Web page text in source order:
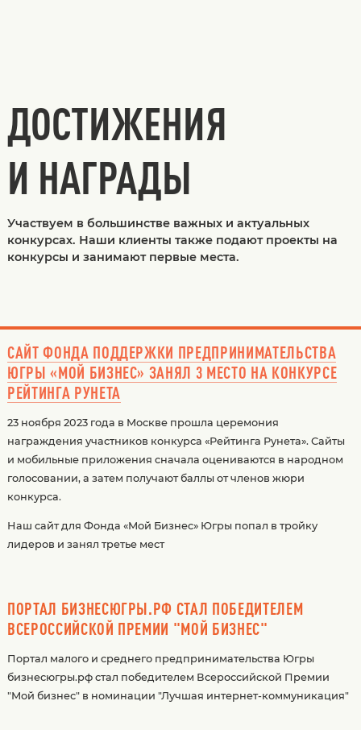
ДОСТИЖЕНИЯ
И НАГРАДЫ
Участвуем в большинстве важных и актуальных
конкурсах. Наши клиенты также подают проекты на
конкурсы и занимают первые места.
САЙТ ФОНДА ПОДДЕРЖКИ ПРЕДПРИНИМАТЕЛЬСТВА
ЮГРЫ «МОЙ БИЗНЕС» ЗАНЯЛ 3 МЕСТО НА КОНКУРСЕ
РЕЙТИНГА РУНЕТА
23 ноября 2023 года в Москве прошла церемония
награждения участников конкурса «Рейтинга Рунета». Сайты
и мобильные приложения сначала оцениваются в народном
голосовании, а затем получают баллы от членов жюри
конкурса.
Наш сайт для Фонда «Мой Бизнес» Югры попал в тройку
лидеров и занял третье мест
ПОРТАЛ БИЗНЕСЮГРЫ.РФ СТАЛ ПОБЕДИТЕЛЕМ
ВСЕРОССИЙСКОЙ ПРЕМИИ "МОЙ БИЗНЕС"
Портал малого и среднего предпринимательства Югры
бизнесюгры.рф стал победителем Всероссийской Премии
"Мой бизнес" в номинации "Лучшая интернет-коммуникация"